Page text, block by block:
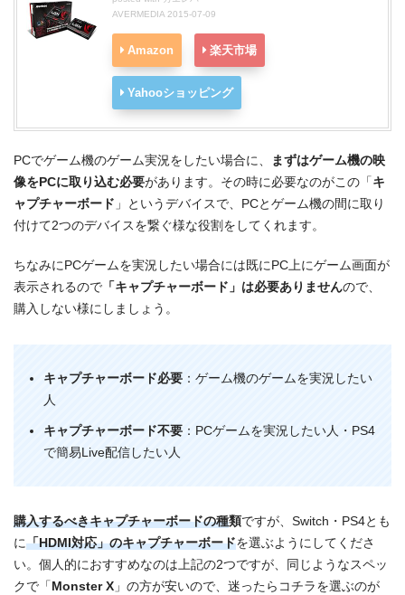
AVERMEDIA 2015-07-09
Amazon 楽天市場
Yahooショッピング
PCでゲーム機のゲーム実況をしたい場合に、
まずはゲーム機の映
像をPCに取り込む必要があります。その時に必要なのがこの「 キ
ャプチャーボード 」というデバイスで、PCとゲーム機の間に取り
付けて2つのデバイスを繋ぐ様な役割をしてくれます。
ちなみにPCゲームを実況したい場合には既にPC上にゲーム画面が
表示されるので 「キャプチャーボード」は必要ありませんので、
購入しない様にしましょう。
キャプチャーボード必要：ゲーム機のゲームを実況したい
人
キャプチャーボード不要：PCゲームを実況したい人・PS4
で簡易Live配信したい人
購入するべきキャプチャーボードの種類ですが、Switch・PS4とも
に「HDMI対応」のキャプチャーボードを選ぶようにしてくださ
い。個人的におすすめなのは上記の2つですが、同じようなスペッ
クで「 Monster X 」の方が安いので、迷ったらコチラを選ぶのが